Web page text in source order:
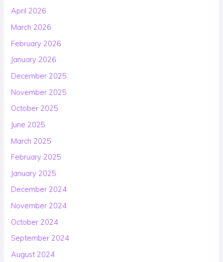
April 2026
March 2026
February 2026
January 2026
December 2025
November 2025
October 2025
June 2025
March 2025
February 2025
January 2025
December 2024
November 2024
October 2024
September 2024
August 2024